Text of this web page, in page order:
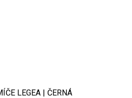
LEGEA | ČERNÁ